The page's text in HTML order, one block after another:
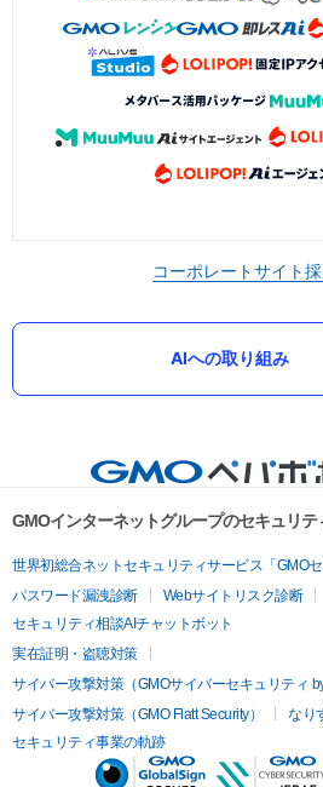
コーポレートサイト
AIへの取り組み
GMOインターネットグループのセキュリテ
世界初総合ネットセキュリティサービス「GMOセ
パスワード漏洩診断
Webサイトリスク診断
セキュリティ相談AIチャットボット
実在証明・盗聴対策
サイバー攻撃対策（GMOサイバーセキュリティ
サイバー攻撃対策（GMO Flatt Security）
なり
セキュリティ事業の軌跡